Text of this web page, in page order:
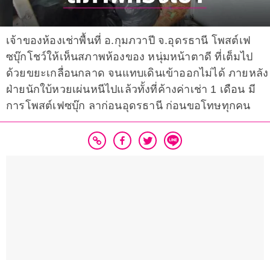
เจ้าของห้องเช่าพื้นที่ อ.กุมภวาปี จ.อุดรธานี โพสต์เฟ
ซบุ๊กโชว์ให้เห็นสภาพห้องของ หนุ่มหน้าตาดี ที่เต็มไป
ด้วยขยะเกลื่อนกลาด จนแทบเดินเข้าออกไม่ได้ ภายหลัง
ฝ่ายนักใบ้หวยเผ่นหนีไปแล้วทั้งที่ค้างค่าเช่า 1 เดือน มี
การโพสต์เฟซบุ๊ก ลาก่อนอุดรธานี ก่อนขอโทษทุกคน